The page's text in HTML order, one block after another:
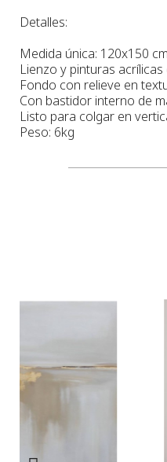
Detalles:
Medida única: 120x150
Lienzo y pinturas
Fondo con relieve en
Con bastidor interno de
Listo para colgar en
Peso: 6kg